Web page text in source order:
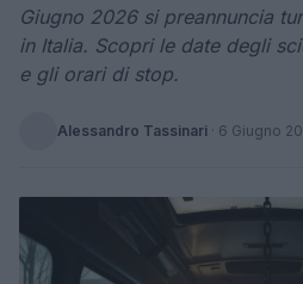
Giugno 2026 si preannuncia
in Italia. Scopri le date degli
e gli orari di stop.
Alessandro Tassinari · 6 Giugno